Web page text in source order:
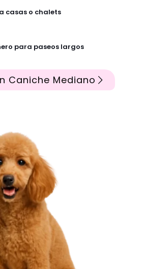
casas o chalets
para paseos largos
Caniche Mediano